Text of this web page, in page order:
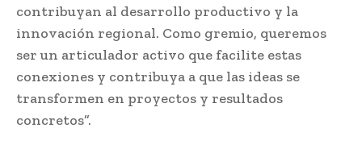
contribuyan al desarrollo productivo y la
innovación regional. Como gremio, queremos
ser un articulador activo que facilite estas
conexiones y contribuya a que las ideas se
transformen en proyectos y resultados
concretos”.